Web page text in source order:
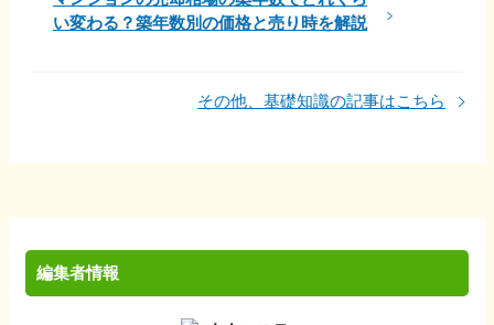
い変わる？築年数別の価格と売り時を解説
その他、基礎知識の記事はこちら
編集者情報